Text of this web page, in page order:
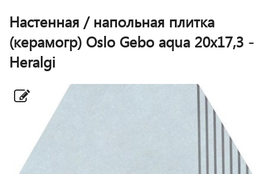
Настенная / напольная плитка
(керамогр) Oslo Gebo aqua 20x17,3 -
Heralgi